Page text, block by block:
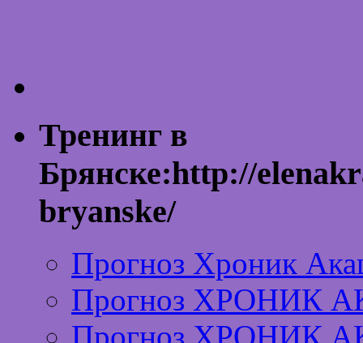
Тренинг в
Брянске:http://
bryanske/
Прогноз Хроник
Прогноз ХРОНИК